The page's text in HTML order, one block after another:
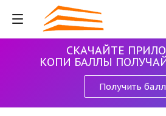
СКАЧАЙТЕ
КОПИ БАЛЛЫ
Получить